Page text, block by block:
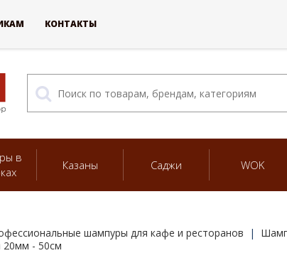
в
Казаны Саджи WOK
шампуры для кафе и ресторанов
20мм - 50см
КОНТАКТЫ